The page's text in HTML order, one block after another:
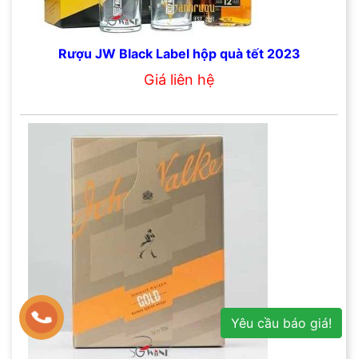
Rượu JW Black Label hộp quà tết 2023
Giá liên hệ
Yêu cầu báo giá!